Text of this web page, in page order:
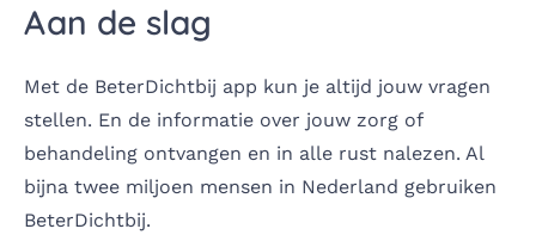
Aan de slag
Met de BeterDichtbij app kun je altijd jouw vragen
stellen. En de informatie over jouw zorg of
behandeling ontvangen en in alle rust nalezen. Al
bijna twee miljoen mensen in Nederland gebruiken
BeterDichtbij. ​